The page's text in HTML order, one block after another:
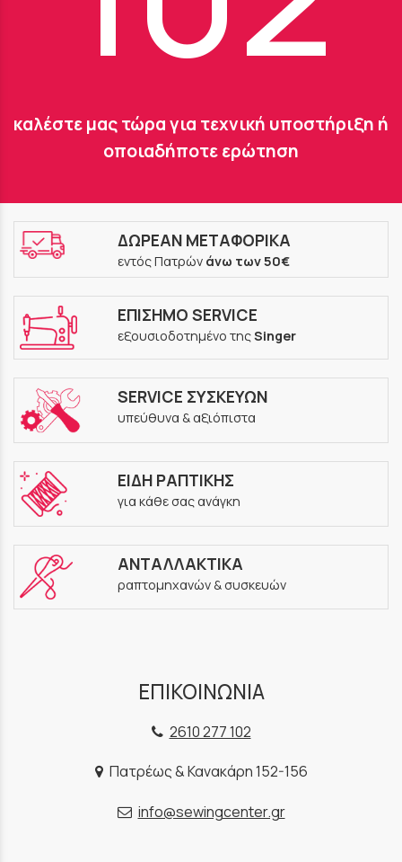
καλέστε μας τώρα για τεχνική υποστήριξη ή
οποιαδήποτε ερώτηση
ΔΩΡΕΑΝ ΜΕΤΑΦΟΡΙΚΑ
εντός Πατρών άνω των 50€
ΕΠΙΣΗΜΟ SERVICE
εξουσιοδοτημένο τηςSinger
SERVICE ΣΥΣΚΕΥΩΝ
υπεύθυνα & αξιόπιστα
ΕΙΔΗ ΡΑΠΤΙΚΗΣ
για κάθε σας ανάγκη
ΑΝΤΑΛΛΑΚΤΙΚΑ
ραπτομηχανών & συσκευών
ΕΠΙΚΟΙΝΩΝΙΑ
2610 277 102
Πατρέως & Κανακάρη 152-156
info@sewingcenter.gr